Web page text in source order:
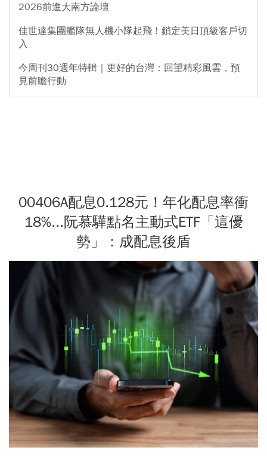
2026前進大南方論壇
佳世達集團艦隊無人機小隊起飛！鎖定美日頂級客戶切
入
今周刊30週年特輯｜更好的台灣：回望精彩風雲，預
見前瞻行動
00406A配息0.128元！年化配息率衝
18%...阮慕驊點名主動式ETF「這優
勢」：成配息後盾